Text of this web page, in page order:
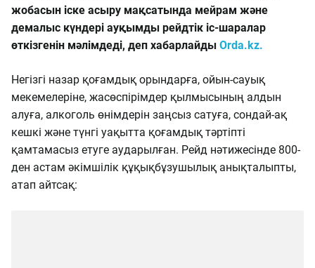
жобасын іске асыру мақсатында мейрам және
демалыс күндері ауқымды рейдтік іс-шаралар
өткізгенін мәлімдеді, деп хабарлайды Orda.kz.
Негізгі назар қоғамдық орындарға, ойын-сауық
мекемелеріне, жасөспірімдер қылмысының алдын
алуға, алкоголь өнімдерін заңсыз сатуға, сондай-ақ
кешкі және түнгі уақытта қоғамдық тәртіпті
қамтамасыз етуге аударылған. Рейд нәтижесінде 800-
ден астам әкімшілік құқықбұзушылық анықталыпты,
атап айтсақ: